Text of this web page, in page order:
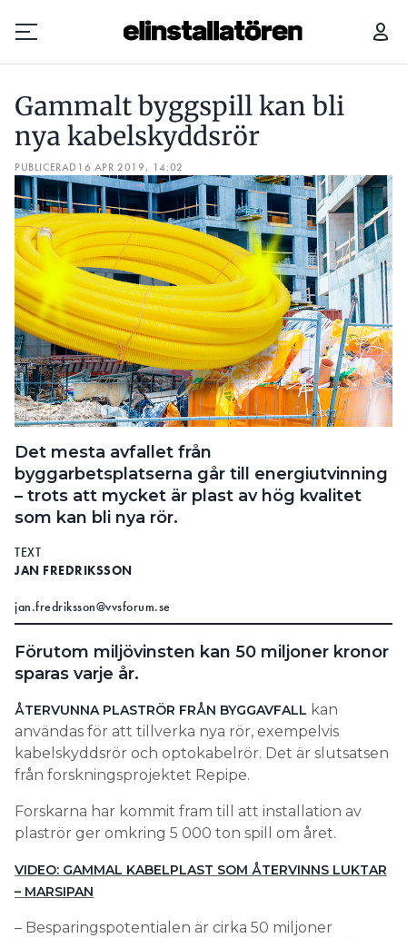
Prenumerera
Hantera prenumeration
Lediga jobb
Annonsera
Läs E-tidningen
Om tidningen
Kontakt
Personuppgifter
SEARCH
Gammalt byggspill kan bli
nya kabelskyddsrör
PUBLICERAD 16 APR 2019, 14:02
Det mesta avfallet från
byggarbetsplatserna går till energiutvinning
– trots att mycket är plast av hög kvalitet
som kan bli nya rör.
TEXT
JAN FREDRIKSSON
jan.fredriksson@vvsforum.se
Förutom miljövinsten kan 50 miljoner kronor
sparas varje år.
ÅTERVUNNA PLASTRÖR FRÅN BYGGAVFALL kan
användas för att tillverka nya rör, exempelvis
kabelskyddsrör och optokabelrör. Det är slutsatsen
från forskningsprojektet Repipe.
Forskarna har kommit fram till att installation av
plaströr ger omkring 5 000 ton spill om året.
VIDEO: GAMMAL KABELPLAST SOM ÅTERVINNS LUKTAR
– MARSIPAN
– Besparingspotentialen är cirka 50 miljoner